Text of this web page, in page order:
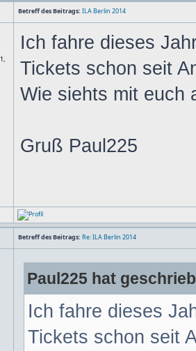
Betreff des Beitrags: ILA Berlin 2014
Ich fahre dieses
Tickets schon seit
Wie siehts mit euch
Gruß Paul225
Betreff des Beitrags: Re: ILA Berlin 2014
Paul225 hat
Ich fahre dieses
Tickets schon seit